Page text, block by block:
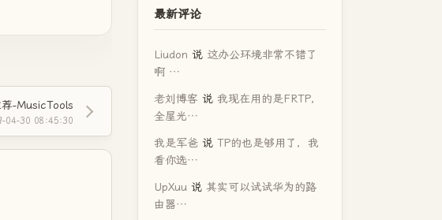
-MusicTools
04-30 08:45:30
最新评论
Liudon 说 这办公环境非常不错了
啊 …
老刘博客 说 我现在用的是FRTP，
全屋光…
我是军爸 说 TP的也是够用了，我
看你选…
UpXuu 说 其实可以试试华为的路
由器…